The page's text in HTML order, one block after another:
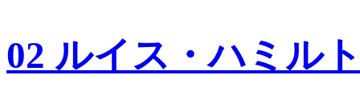
02 ルイス・ハミル